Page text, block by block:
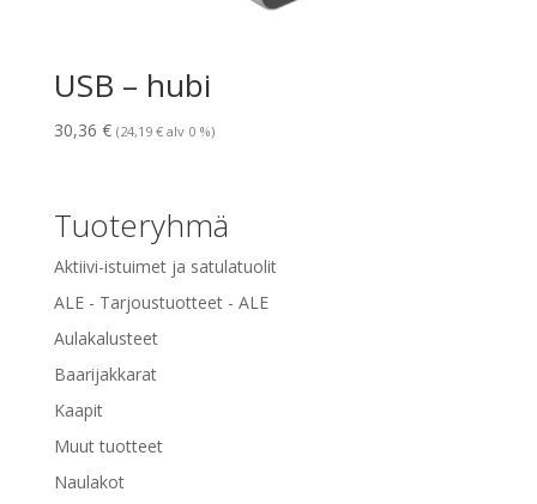
USB – hubi
30,36 € (24,19 €alv 0 %)
Tuoteryhmä
Aktiivi-istuimet ja satulatuolit
ALE - Tarjoustuotteet - ALE
Aulakalusteet
Baarijakkarat
Kaapit
Muut tuotteet
Naulakot